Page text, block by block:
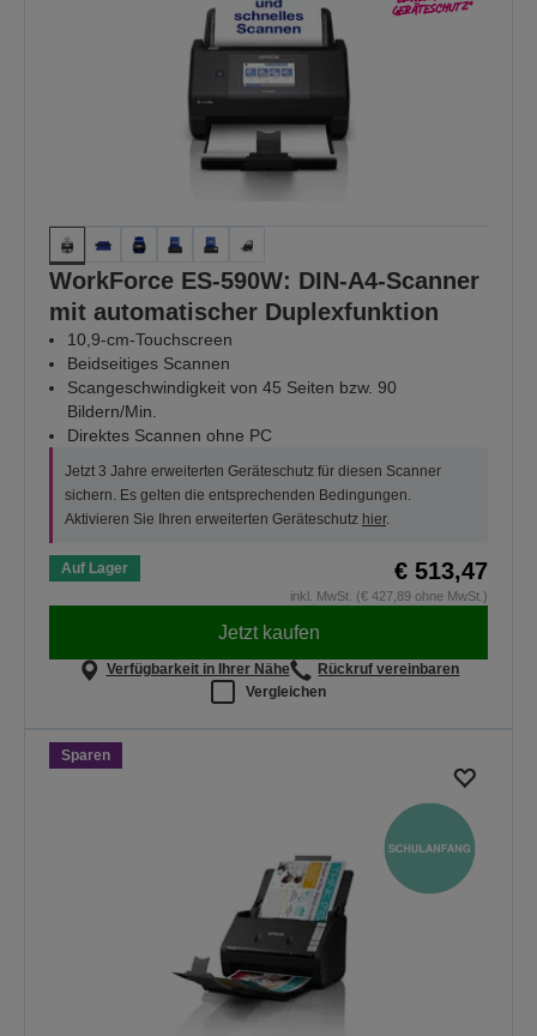
WorkForce ES-590W: DIN-A4-Scanner
mit automatischer Duplexfunktion
10,9-cm-Touchscreen
Beidseitiges Scannen
Scangeschwindigkeit von 45 Seiten bzw. 90
Bildern/Min.
Direktes Scannen ohne PC
Jetzt 3 Jahre erweiterten Geräteschutz für diesen Scanner
sichern. Es gelten die entsprechenden Bedingungen.
Aktivieren Sie Ihren erweiterten Geräteschutz hier.
Auf Lager € 513,47
inkl. MwSt. (€ 427,89 ohne MwSt.)
Jetzt kaufen
Verfügbarkeit in Ihrer Nähe
Rückruf vereinbaren
Vergleichen
Sparen